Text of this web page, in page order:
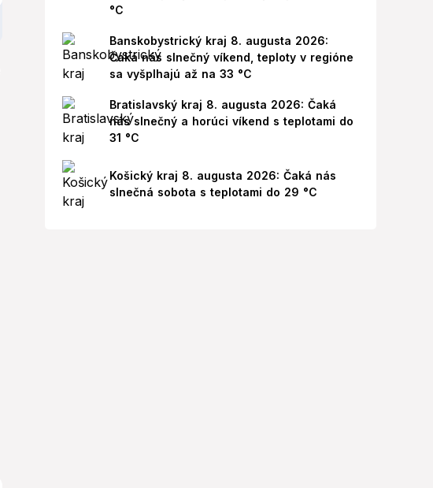
°C
Banskobystrický kraj 8. augusta 2026:
Čaká nás slnečný víkend, teploty v regióne
sa vyšplhajú až na 33 °C
Bratislavský kraj 8. augusta 2026: Čaká
nás slnečný a horúci víkend s teplotami do
31 °C
Košický kraj 8. augusta 2026: Čaká nás
slnečná sobota s teplotami do 29 °C